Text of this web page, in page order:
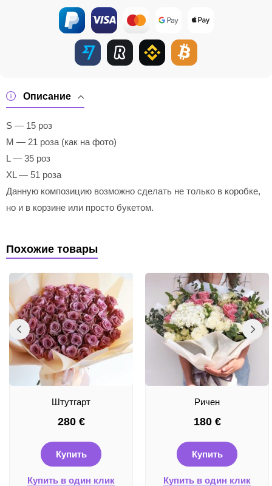
Описание
S — 15 роз
M — 21 роза (как на фото)
L — 35 роз
XL — 51 роза
Данную композицию возможно сделать не только в коробке,
но и в корзине или просто букетом.
Похожие товары
Штутгарт
280 €
Купить
Купить в один клик
Ричен
180 €
Купить
Купить в один клик